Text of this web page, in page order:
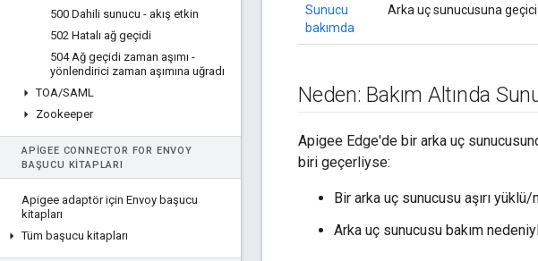
500 Dahili sunucu - akış etkin
502 Hatalı ağ geçidi
504 Ağ geçidi zaman aşımı -
yönlendirici zaman aşımına uğradı
TOA/SAML
Zookeeper
APIGEE CONNECTOR FOR ENVOY
BAŞUCU KITAPLARI
Apigee adaptör için Envoy başucu
kitapları
Tüm başucu kitapları
Sunucu
bakımda
Arka uç sunucusuna geçici
Neden: Bakım Altında
Apigee Edge'de bir arka uç
biri geçerliyse:
Bir arka uç sunucusu aşırı
Arka uç sunucusu bakım